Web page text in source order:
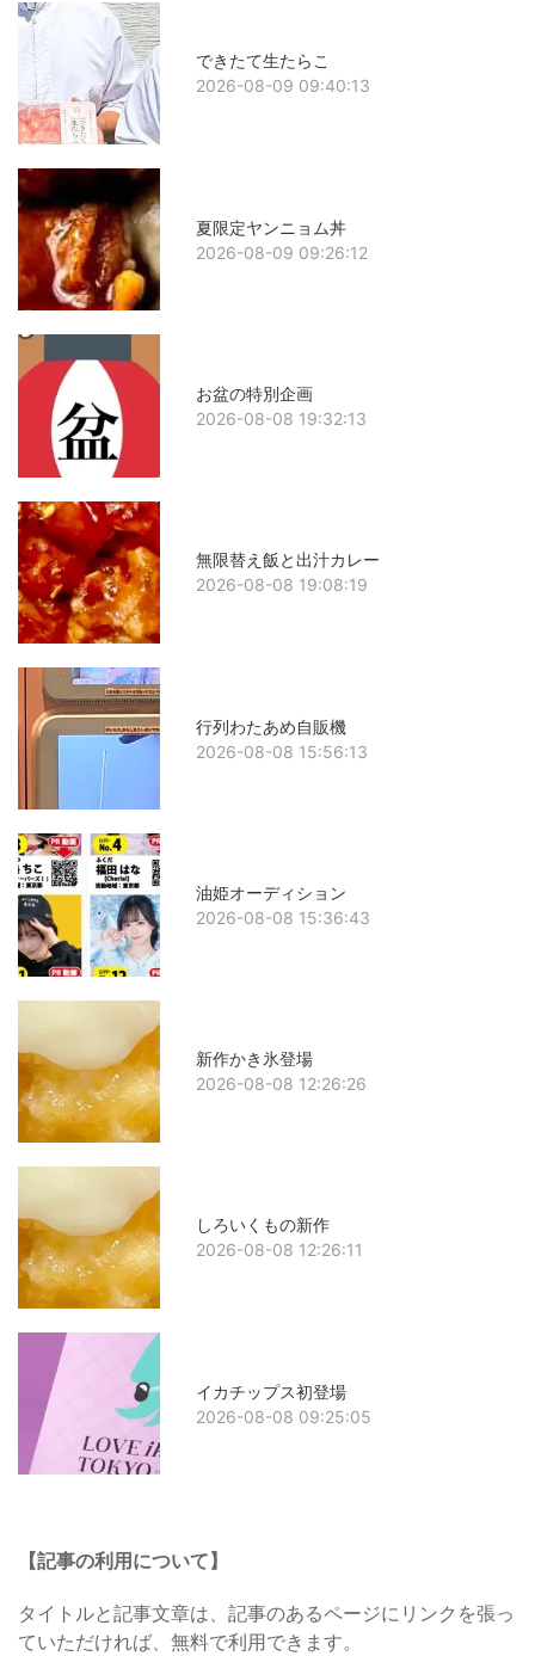
できたて生たらこ
2026-08-09 09:40:13
夏限定ヤンニョム丼
2026-08-09 09:26:12
お盆の特別企画
2026-08-08 19:32:13
無限替え飯と出汁カレー
2026-08-08 19:08:19
行列わたあめ自販機
2026-08-08 15:56:13
油姫オーディション
2026-08-08 15:36:43
新作かき氷登場
2026-08-08 12:26:26
しろいくもの新作
2026-08-08 12:26:11
イカチップス初登場
2026-08-08 09:25:05
【記事の利用について】
タイトルと記事文章は、記事のあるページにリンクを張っ
ていただければ、無料で利用できます。